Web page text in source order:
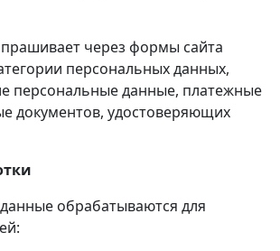
через формы сайта
персональных данных,
персональные данные, платежные
документов, удостоверяющих
обрабатываются для